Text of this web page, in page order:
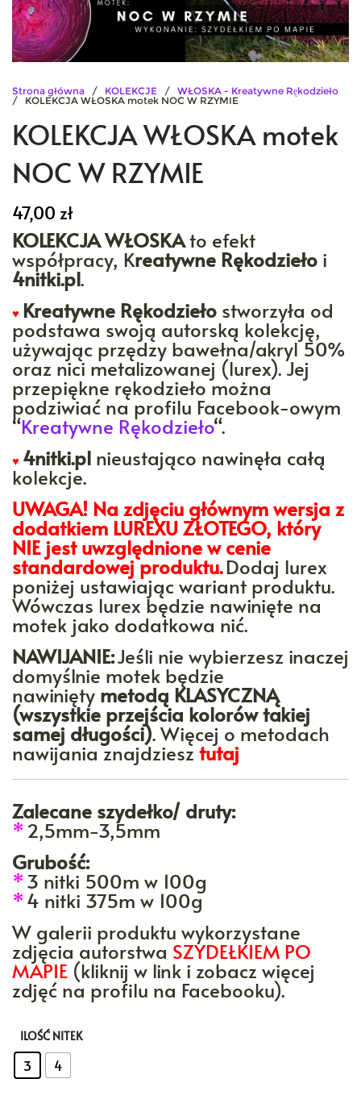
Strona główna / KOLEKCJE / WŁOSKA - Kreatywne Rękodzieło
/ KOLEKCJA WŁOSKA motek NOC W RZYMIE
KOLEKCJA WŁOSKA motek
NOC W RZYMIE
47,00 zł
KOLEKCJA WŁOSKAto efekt
współpracy, Kreatywne Rękodzieło i
4nitki.pl.
♥ Kreatywne Rękodzieło stworzyła od
podstawa swoją autorską kolekcję,
używając przędzy bawełna/akryl 50%
oraz nici metalizowanej (lurex). Jej
przepiękne rękodzieło można
podziwiać na profilu Facebook-owym
“Kreatywne Rękodzieło“.
♥ 4nitki.pl nieustająco nawinęła całą
kolekcje.
UWAGA! Na zdjęciu głównym wersja z
dodatkiem LUREXU ZŁOTEGO, który
NIE jest uwzględnione w cenie
standardowej produktu.Dodaj lurex
poniżej ustawiając wariant produktu.
Wówczas lurex będzie nawinięte na
motek jako dodatkowa nić.
NAWIJANIE:Jeśli nie wybierzesz inaczej
domyślnie motek będzie
nawinięty metodą KLASYCZNĄ
(wszystkie przejścia kolorów takiej
samej długości). Więcej o metodach
nawijania znajdziesz tutaj
Zalecane szydełko/ druty:
* 2,5mm-3,5mm
Grubość:
*3 nitki 500m w 100g
*4 nitki 375m w 100g
W galerii produktu wykorzystane
zdjęcia autorstwa SZYDEŁKIEM PO
MAPIE (kliknij w link i zobacz więcej
zdjęć na profilu na Facebooku).
ILOŚĆ NITEK
3 4